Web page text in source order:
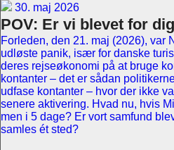
30. maj 2026
POV: Er vi blevet for
Forleden, den 21. maj (2026), var
udløste panik, især for danske
deres rejseøkonomi på at bruge
kontanter – det er sådan
udfase kontanter – hvor der ikke
senere aktivering. Hvad nu, hvis
men i 5 dage? Er vort samfund
samles ét sted?